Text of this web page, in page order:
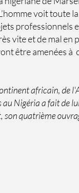
voit toute
professionnels
vite et de mal en
être amenées
africain, de
Nigéria a fait de
son quatrième